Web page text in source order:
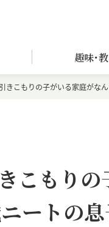
趣味･
引きこもりの子がいる家庭が
こもり
ートの